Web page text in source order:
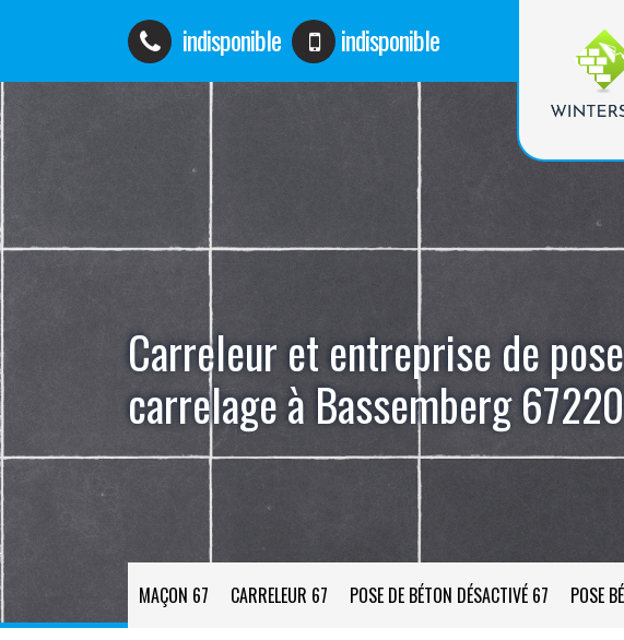
indisponible indisponible
Carreleur et entreprise de
carrelage à Bassemberg 67220
MAÇON 67 CARRELEUR 67 POSE DE BÉTON DÉSACTIVÉ 67 POSE